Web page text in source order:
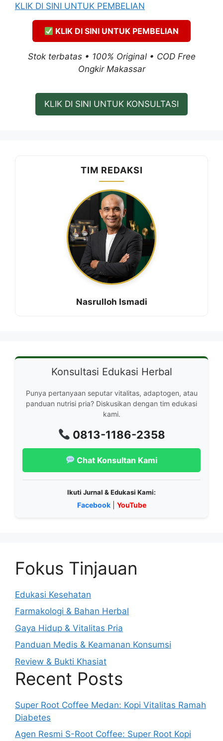
KLIK DI SINI UNTUK PEMBELIAN
KLIK DI SINI UNTUK PEMBELIAN
Stok terbatas • 100% Original • COD Free
Ongkir Makassar
KLIK DI SINI UNTUK KONSULTASI
TIM REDAKSI
Nasrulloh Ismadi
Konsultasi Edukasi Herbal
Punya pertanyaan seputar vitalitas, adaptogen, atau
panduan nutrisi pria? Diskusikan dengan tim edukasi
kami.
0813-1186-2358
Chat Konsultan Kami
Ikuti Jurnal & Edukasi Kami:
Facebook| YouTube
Fokus Tinjauan
Edukasi Kesehatan
Farmakologi & Bahan Herbal
Gaya Hidup & Vitalitas Pria
Panduan Medis & Keamanan Konsumsi
Review & Bukti Khasiat
Recent Posts
Super Root Coffee Medan: Kopi Vitalitas Ramah
Diabetes
Agen Resmi S-Root Coffee: Super Root Kopi